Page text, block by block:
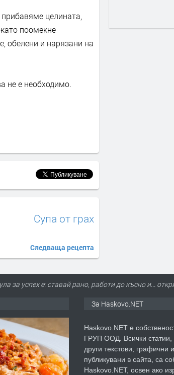
целината,
поомекне
обелени и нарязани на
не е необходимо.
Супа от грах
Следваща рецепта
за успех е: ставай рано, работи до късно и...
За Haskovo.NET
Haskovo.NET е
ГРУП ООД. Всички статии,
други текстови, графични
публикувани в сайта, са
Haskovo.NET, освен ако